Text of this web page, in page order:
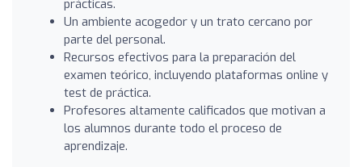
prácticas.
Un ambiente acogedor y un trato cercano por
parte del personal.
Recursos efectivos para la preparación del
examen teórico, incluyendo plataformas online y
test de práctica.
Profesores altamente calificados que motivan a
los alumnos durante todo el proceso de
aprendizaje.